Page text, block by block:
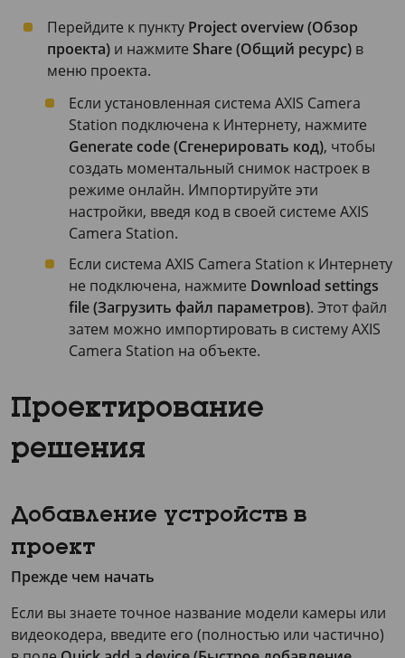
Перейдите к пункту Project overview (Обзор
проекта) и нажмите Share (Общий ресурс) в
меню проекта.
Если установленная система AXIS Camera
Station подключена к Интернету, нажмите
Generate code (Сгенерировать код), чтобы
создать моментальный снимок настроек в
режиме онлайн. Импортируйте эти
настройки, введя код в своей системе AXIS
Camera Station.
Если система AXIS Camera Station к Интернету
не подключена, нажмите Download settings
file (Загрузить файл параметров). Этот файл
затем можно импортировать в системуAXIS
Camera Station на объекте.
Проектирование
решения
Добавление устройств в
проект
Прежде чем начать
Если вы знаете точное название модели камеры или
видеокодера, введите его (полностью или частично)